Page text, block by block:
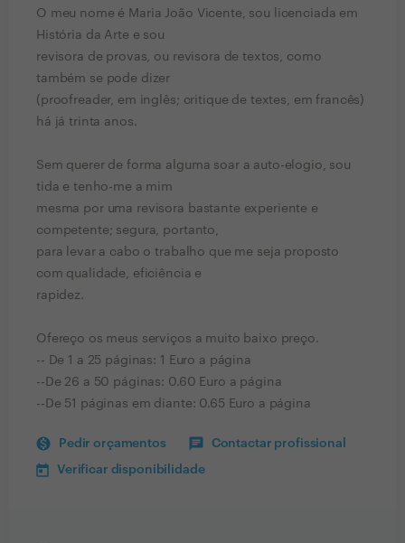
O meu nome é Maria João Vicente, sou licenciada em
História da Arte e sou
revisora de provas, ou revisora de textos, como
também se pode dizer
(proofreader, em inglês; critique de textes, em francês)
há já trinta anos.
Sem querer de forma alguma soar a auto-elogio, sou
tida e tenho-me a mim
mesma por uma revisora bastante experiente e
competente; segura, portanto,
para levar a cabo o trabalho que me seja proposto
com qualidade, eficiência e
rapidez.
Ofereço os meus serviços a muito baixo preço.
-- De 1 a 25 páginas: 1 Euro a página
--De 26 a 50 páginas: 0.60 Euro a página
--De 51 páginas em diante: 0.65 Euro a página
Pedir orçamentos Contactar profissional
Verificar disponibilidade